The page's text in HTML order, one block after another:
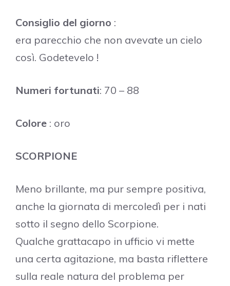
Consiglio del giorno :
era parecchio che non avevate un cielo
così. Godetevelo !
Numeri fortunati: 70 – 88
Colore : oro
SCORPIONE
Meno brillante, ma pur sempre positiva,
anche la giornata di mercoledì per i nati
sotto il segno dello Scorpione.
Qualche grattacapo in ufficio vi mette
una certa agitazione, ma basta riflettere
sulla reale natura del problema per